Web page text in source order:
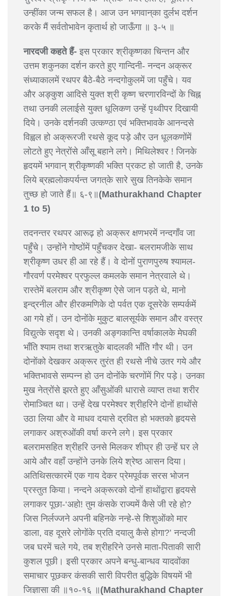
उन्हींका जन्म सफल है। आज उन भगवान्‌का दुर्लभ दर्शन
करके मैं सर्वतोभावेन कृतार्थ हो जाऊँगा ॥ ३-५ ॥
नारदजी कहते हैं- इस प्रकार श्रीकृष्णका चिन्तन और
उत्तम शकुनका दर्शन करते हुए गान्दिनी- नन्दन अक्रूर
संध्याकालमें रथपर बैठे-बैठे नन्दगोकुलमें जा पहुँचे। यव
और अङ्कुश आदिसे युक्त श्री कृष्ण चरणारविन्दों के चिह्न
तथा उनकी ललाईसे युक्त धूलिकण उन्हें पृथ्वीपर दिखायी
दिये। उनके दर्शनकी उत्कण्ठा एवं भक्तिभावके आनन्दसे
विह्वल हो अक्रूरजी रथसे कूद पड़े और उन धूलकणोंमें
लोटते हुए नेत्रोंसे आँसू बहाने लगे। मिथिलेश्वर ! जिनके
हृदयमें भगवान् श्रीकृष्णकी भक्ति प्रकट हो जाती है, उनके
लिये ब्रह्मलोकपर्यन्त जगत्‌के सारे सुख तिनकेके समान
तुच्छ हो जाते हैं॥ ६-९॥(Mathurakhand Chapter
1 to 5)
तदनन्तर रथपर आरूढ़ हो अक्रूर क्षणभरमें नन्दगाँव जा
पहुँचे। उन्होंने गोष्ठोंमें पहुँचकर देखा- बलरामजीके साथ
श्रीकृष्ण उधर ही आ रहे हैं। वे दोनों पुराणपुरुष श्यामल-
गौरवर्ण परमेश्वर प्रफुल्ल कमलके समान नेत्रवाले थे।
रास्तेमें बलराम और श्रीकृष्ण ऐसे जान पड़ते थे, मानो
इन्द्रनील और हीरकमणिके दो पर्वत एक दूसरेके सम्पर्कमें
आ गये हों। उन दोनोंके मुकुट बालसूर्यके समान और वस्त्र
विद्युत्के सदृश थे। उनकी अङ्गकान्ति वर्षाकालके मेघकी
भाँति श्याम तथा शरऋतुके बादलकी भाँति गौर थी। उन
दोनोंको देखकर अक्रूर तुरंत ही रथसे नीचे उतर गये और
भक्तिभावसे सम्पन्न हो उन दोनोंके चरणोंमें गिर पड़े। उनका
मुख नेत्रोंसे झरते हुए आँसुओंकी धारासे व्याप्त तथा शरीर
रोमाञ्चित था। उन्हें देख परमेश्वर श्रीहरिने दोनों हाथोंसे
उठा लिया और वे माधव दयासे द्रवित हो भक्तको हृदयसे
लगाकर अश्रुओंकी वर्षा करने लगे। इस प्रकार
बलरामसहित श्रीहरि उनसे मिलकर शीघ्र ही उन्हें घर ले
आये और वहाँ उन्होंने उनके लिये श्रेष्ठ आसन दिया।
अतिथिसत्कारमें एक गाय देकर प्रेमपूर्वक सरस भोजन
प्रस्तुत किया। नन्दने अक्रूरको दोनों हाथोंद्वारा हृदयसे
लगाकर पूछा-‘अहो! तुम कंसके राज्यमें कैसे जी रहे हो?
जिस निर्लज्जने अपनी बहिनके नन्हे-से शिशुओंको मार
डाला, वह दूसरे लोगोंके प्रति दयालु कैसे होगा?’ नन्दजी
जब घरमें चले गये, तब श्रीहरिने उनसे माता-पिताकी सारी
कुशल पूछी। इसी प्रकार अपने बन्धु-बान्धव यादवोंका
समाचार पूछकर कंसकी सारी विपरीत बुद्धिके विषयमें भी
जिज्ञासा की ॥१०-१६ ॥(Mathurakhand Chapter